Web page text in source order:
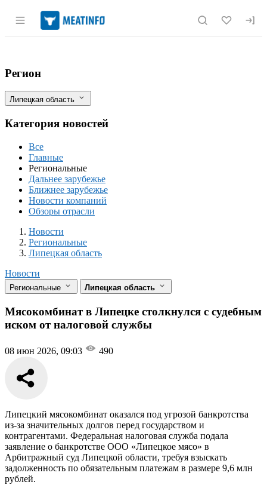
Раздел навигации по сайту
Мясокомбинат в Липецке столкнулся
Фильтры
Регион
Липецкая область
Категория новостей
Все
Главные
Региональные
Дальнее зарубежье
Ближнее зарубежье
Новости компаний
Обзоры отрасли
Новости
Разделы
Новости
Региональные
Липецкая область
Новости
Региональные Липецкая область
Мясокомбинат в Липецке столкнулся с судебным
иском от налоговой службы
08 июн 2026, 09:03 490
Липецкий мясокомбинат оказался под угрозой банкротства
из-за значительных долгов перед государством и
контрагентами. Федеральная налоговая служба подала
заявление о банкротстве ООО «Липецкое мясо» в
Арбитражный суд Липецкой области, требуя взыскать
задолженность по обязательным платежам в размере 9,6 млн
рублей.